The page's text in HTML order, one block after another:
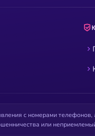
с номерами телефонов,
или